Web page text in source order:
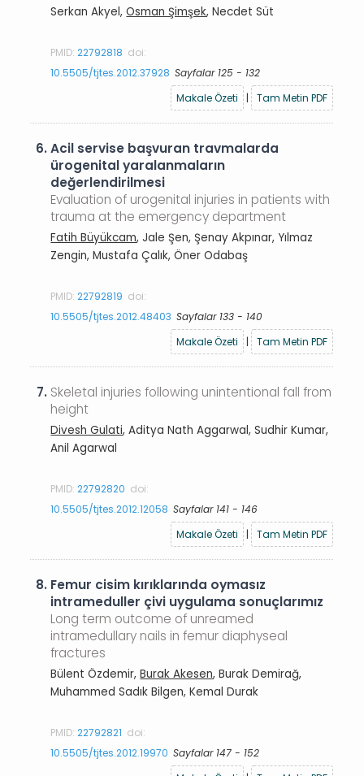
Serkan Akyel,Osman Şimşek, Necdet Süt
PMID:22792818 doi:
10.5505/tjtes.2012.37928 Sayfalar 125 - 132
Makale Özeti
| Tam Metin PDF
6.Acil servise başvuran travmalarda
ürogenital yaralanmaların
değerlendirilmesi
Evaluation of urogenital injuries in patients with
trauma at the emergency department
Fatih Büyükcam, Jale Şen, Şenay Akpınar, Yılmaz
Zengin, Mustafa Çalık, Öner Odabaş
PMID:22792819 doi:
10.5505/tjtes.2012.48403 Sayfalar 133 - 140
Makale Özeti
| Tam Metin PDF
7. Skeletal injuries following unintentional fall from
height
Divesh Gulati, Aditya Nath Aggarwal, Sudhir Kumar,
Anil Agarwal
PMID:22792820 doi:
10.5505/tjtes.2012.12058 Sayfalar 141 - 146
Makale Özeti
| Tam Metin PDF
8. Femur cisim kırıklarında oymasız
intrameduller çivi uygulama sonuçlarımız
Long term outcome of unreamed
intramedullary nails in femur diaphyseal
fractures
Bülent Özdemir,Burak Akesen, Burak Demirağ,
Muhammed Sadık Bilgen, Kemal Durak
PMID:22792821 doi:
10.5505/tjtes.2012.19970 Sayfalar 147 - 152